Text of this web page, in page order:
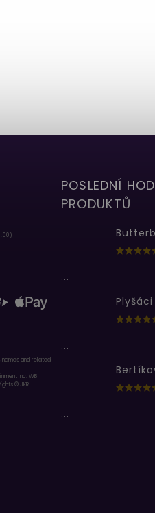
names and related
Inc. WB
© JKR.
POSLEDNÍ
PRODUKTŮ
...
...
...